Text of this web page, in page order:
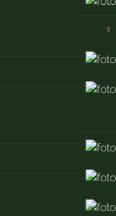
♀